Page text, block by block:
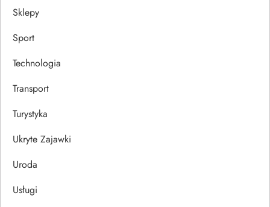
Sklepy
Sport
Technologia
Transport
Turystyka
Ukryte Zajawki
Uroda
Usługi